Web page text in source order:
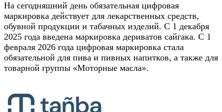
На сегодняшний день обязательная цифровая
маркировка действует для лекарственных средств,
обувной продукции и табачных изделий. С 1 декабря
2025 года введена маркировка дериватов сайгака. С 1
февраля 2026 года цифровая маркировка стала
обязательной для пива и пивных напитков, а также для
товарной группы «Моторные масла».